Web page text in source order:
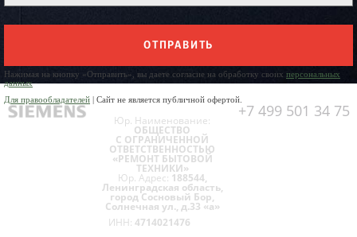
ОТПРАВИТЬ
Нажимая на кнопку «Отправить», вы даете согласие на обработку своих персональных
данных
Для правообладателей | Сайт не является публичной офертой.
+7 499 501 34 75
Юр. Наименование:
ОБЩЕСТВО
С ОГРАНИЧЕННОЙ
ОТВЕТСТВЕННОСТЬЮ
«РЕМОНТ БЫТОВОЙ
ТЕХНИКИ»
Юр. Адрес: 188544,
Ленинградская область,
город Сосновый Бор,
Солнечная ул., д.33 «а»
ИНН: 4714021476